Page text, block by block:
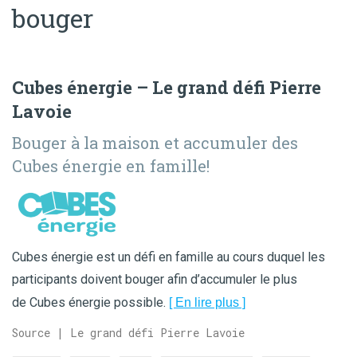
bouger
Cubes énergie – Le grand défi Pierre
Lavoie
Bouger à la maison et accumuler des
Cubes énergie en famille!
Cubes énergie est un défi en famille au cours duquel les
participants doivent bouger afin d’accumuler le plus
de Cubes énergie possible. [ En lire plus ]
Source | Le grand défi Pierre Lavoie